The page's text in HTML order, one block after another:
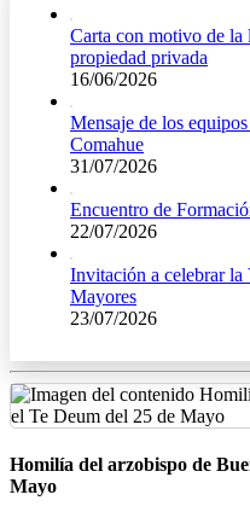
Carta con motivo de
propiedad privada
16/06/2026
Mensaje de los
Comahue
31/07/2026
Encuentro de
22/07/2026
Invitación a celebrar
Mayores
23/07/2026
Homilía del arzobispo de
Mayo